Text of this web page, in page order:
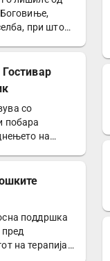
при што…
со
побара
на
поддршка
пред
на терапија.